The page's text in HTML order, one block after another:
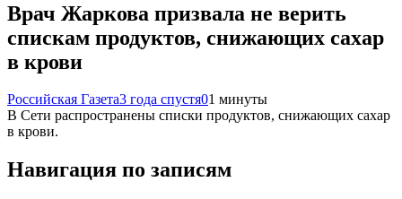
Врач Жаркова призвала не верить
спискам продуктов, снижающих сахар
в крови
Российская Газета3 года спустя01 минуты
В Сети распространены списки продуктов, снижающих сахар
в крови.
Навигация по записям